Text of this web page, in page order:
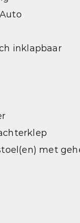
inklapbaar
met